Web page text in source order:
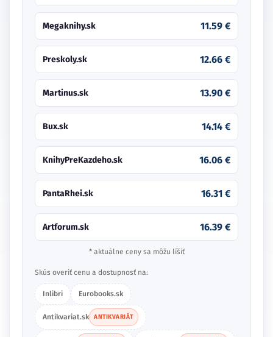
Megaknihy.sk 11.59 €
Preskoly.sk 12.66 €
Martinus.sk 13.90 €
Bux.sk 14.14 €
KnihyPreKazdeho.sk 16.06 €
PantaRhei.sk 16.31 €
Artforum.sk 16.39 €
* aktuálne ceny sa môžu líšiť
Skús overiť cenu a dostupnosť na:
Inlibri Eurobooks.sk
Antikvariat.sk ANTIKVARIÁT